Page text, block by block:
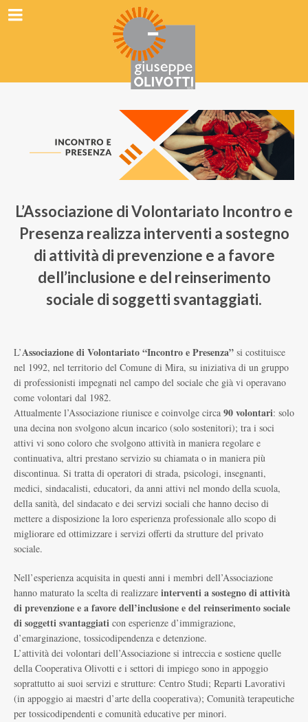
L’Associazione di Volontariato Incontro e
Presenza realizza interventi a sostegno
di attività di prevenzione e a favore
dell’inclusione e del reinserimento
sociale di soggetti svantaggiati.
L’Associazione di Volontariato “Incontro e Presenza” si costituisce
nel 1992, nel territorio del Comune di Mira, su iniziativa di un gruppo
di professionisti impegnati nel campo del sociale che già vi operavano
come volontari dal 1982.
Attualmente l’Associazione riunisce e coinvolge circa 90 volontari: solo
una decina non svolgono alcun incarico (solo sostenitori); tra i soci
attivi vi sono coloro che svolgono attività in maniera regolare e
continuativa, altri prestano servizio su chiamata o in maniera più
discontinua. Si tratta di operatori di strada, psicologi, insegnanti,
medici, sindacalisti, educatori, da anni attivi nel mondo della scuola,
della sanità, del sindacato e dei servizi sociali che hanno deciso di
mettere a disposizione la loro esperienza professionale allo scopo di
migliorare ed ottimizzare i servizi offerti da strutture del privato
sociale.
Nell’esperienza acquisita in questi anni i membri dell’Associazione
hanno maturato la scelta di realizzare interventi a sostegno di attività
di prevenzione e a favore dell’inclusione e del reinserimentosociale
di soggetti svantaggiati con esperienze d’immigrazione,
d’emarginazione, tossicodipendenza e detenzione.
L’attività dei volontari dell’Associazione si intreccia e sostiene quelle
della Cooperativa Olivotti e i settori di impiego sono in appoggio
soprattutto ai suoi servizi e strutture: Centro Studi; Reparti Lavorativi
(in appoggio ai maestri d’arte della cooperativa); Comunità terapeutiche
per tossicodipendenti e comunità educative per minori.